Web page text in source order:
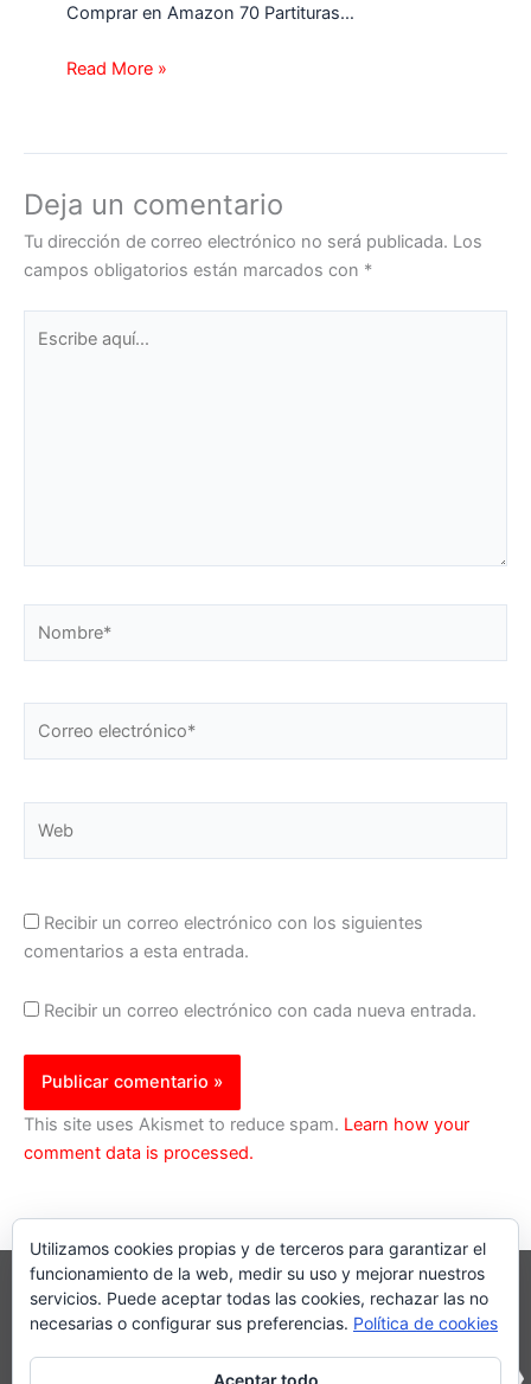
Comprar en Amazon 70 Partituras…
Read More »
Deja un comentario
Tu dirección de correo electrónico no será publicada. Los
campos obligatorios están marcados con *
aquí...
Recibir un correo electrónico con los siguientes
comentarios a esta entrada.
Recibir un correo electrónico con cada nueva entrada.
This site uses Akismet to reduce spam. Learn how your
comment data is processed.
Utilizamos cookies propias y de terceros para garantizar el
funcionamiento de la web, medir su uso y mejorar nuestros
servicios. Puede aceptar todas las cookies, rechazar las no
necesarias o configurar sus preferencias. Política de cookies
Aceptar todo